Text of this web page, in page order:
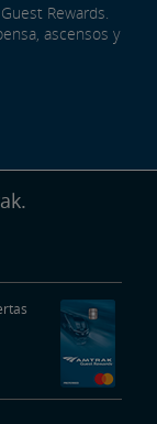
Rewards.
ascensos y